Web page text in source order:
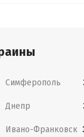
Симферополь
Днепр
Ивано-Франковск